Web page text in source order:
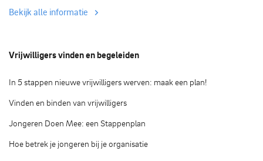
Bekijk alle informatie
Vrijwilligers vinden en begeleiden
In 5 stappen nieuwe vrijwilligers werven: maak een plan!
Vinden en binden van vrijwilligers
Jongeren Doen Mee: een Stappenplan
Hoe betrek je jongeren bij je organisatie